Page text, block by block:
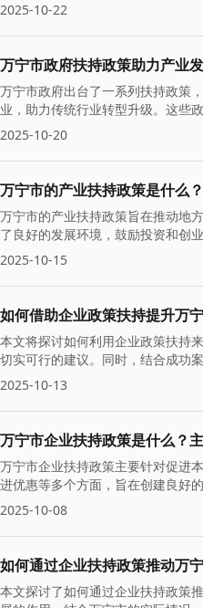
2025-10-22
万宁市政府扶持政策助力产业
万宁市政府出台了一系列扶持政策
业，助力传统行业转型升级。这些
2025-10-20
万宁市的产业扶持政策是什么
万宁市的产业扶持政策旨在推动地
了良好的发展环境，鼓励投资和创
2025-10-15
如何借助企业政策扶持提升万
本文将探讨如何利用企业政策扶持
切实可行的建议。同时，结合成功
2025-10-13
万宁市企业扶持政策是什么？
万宁市企业扶持政策主要针对促进
进优惠等多个方面，旨在创建良好
2025-10-08
如何通过企业扶持政策推动万
本文探讨了如何通过企业扶持政策